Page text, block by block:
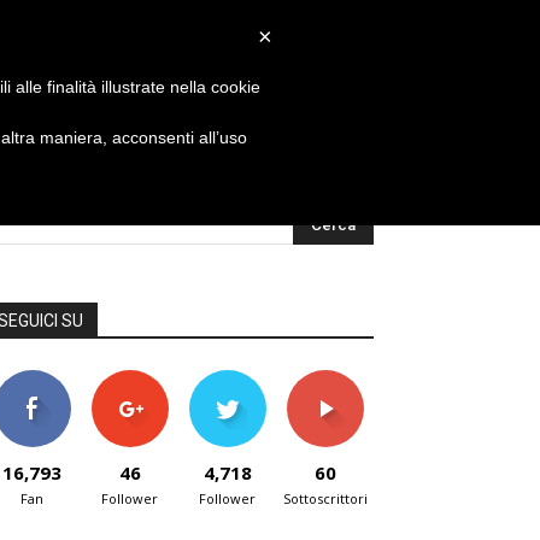
SU
16,793
Fan
46
Follower
4,718
Follower
60
Sottoscrittori
×
alle finalità illustrate nella cookie
maniera, acconsenti all’uso